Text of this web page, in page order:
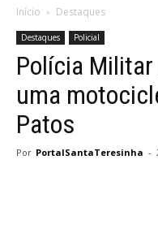
Início Destaques
Destaques Policial
Polícia
uma
Patos
Por PortalSantaTeresinha -